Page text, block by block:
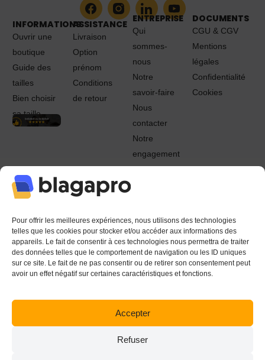
Pour offrir les meilleures expériences, nous utilisons des technologies
telles que les cookies pour stocker et/ou accéder aux informations des
appareils. Le fait de consentir à ces technologies nous permettra de traiter
des données telles que le comportement de navigation ou les ID uniques
sur ce site. Le fait de ne pas consentir ou de retirer son consentement peut
avoir un effet négatif sur certaines caractéristiques et fonctions.
Accepter
Refuser
INFORMATIONS
Ouvrir une
boutique
Guide des
tailles
Bien choisir
sa taille
ASSISTANCE
Livraison
Option
prénom
Conditions
de retour
ENTREPRISE
Qui
sommes-
nous
Notre
savoir-faire
Nous
contacter
Notre
engagement
Guide du
DOCUMENTS
CGU & CGV
Mentions
légales
Confidentialité
Cookies
© 2022 - 2024 Blagapro. Tous droits réservés. Textiles
personnalisés à Orléans